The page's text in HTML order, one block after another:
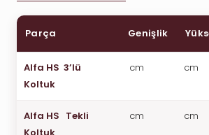
Parça Genişlik
Alfa HS 3’lü
Koltuk
cm cm
Alfa HS Tekli
Koltuk
cm cm